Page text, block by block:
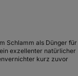
Schlamm als Dünger für
exzellenter natürlicher
kurz zuvor